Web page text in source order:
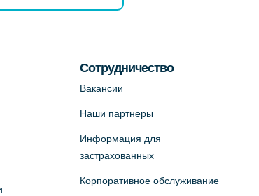
Сотрудничество
Вакансии
Наши партнеры
Информация для
застрахованных
Корпоративное обслуживание